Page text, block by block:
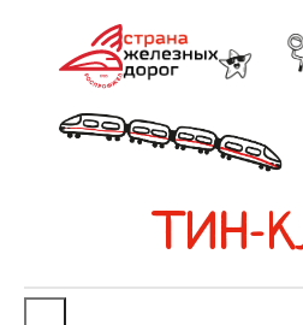
ТИН-